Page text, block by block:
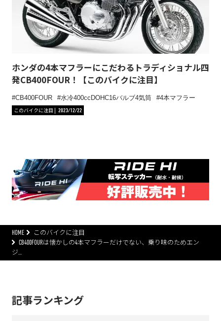
ホンダの4本マフラーにこだわるトラディショナル四
発CB400FOUR！【このバイクに注目】
CB400FOUR 水冷400ccDOHC16バルブ4気筒
4本マフラー
このバイクに注目
2023/12/22
HOME
このバイクに注目
CB400FOURは懐かしの4本マフラーだけでない、乗り味のためエン
ジ…
記事ランキング